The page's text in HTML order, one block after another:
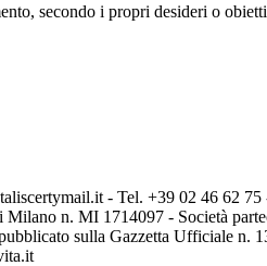
secondo i propri desideri o
- Tel. +39 02 46 62
n. MI 1714097 - Società
sulla Gazzetta Ufficiale